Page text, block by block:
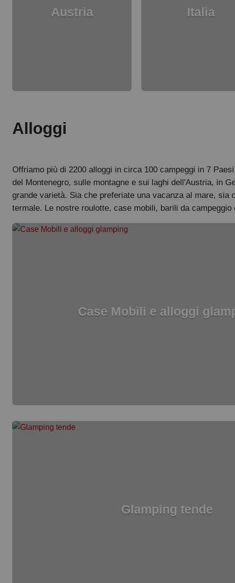
Austria Italia
Alloggi
Offriamo più di 2200 alloggi in circa 100 campeggi in 7
del Montenegro, sulle montagne e sui laghi dell'Austria, in
grande varietà. Sia che preferiate una vacanza al mare,
termale. Le nostre roulotte, case mobili, barili da
Case Mobili e alloggi
Glamping tende